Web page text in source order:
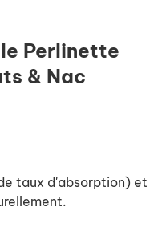
Perlinette
& Nac
taux d'absorption) et